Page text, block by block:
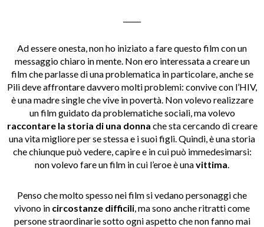
Ad essere onesta, non ho iniziato a fare questo film con un
messaggio chiaro in mente. Non ero interessata a creare un
film che parlasse di una problematica in particolare, anche se
Pili deve affrontare davvero molti problemi: convive con l’HIV,
è una madre single che vive in povertà. Non volevo realizzare
un film guidato da problematiche sociali, ma volevo
raccontare la storia di una donna che sta cercando di creare
una vita migliore per se stessa e i suoi figli. Quindi, è una storia
che chiunque può vedere, capire e in cui può immedesimarsi:
non volevo fare un film in cui l’eroe è unavittima
Penso che molto spesso nei film si vedano personaggi che
vivono in circostanze difficili , ma sono anche ritratti come
persone straordinarie sotto ogni aspetto che non fanno mai